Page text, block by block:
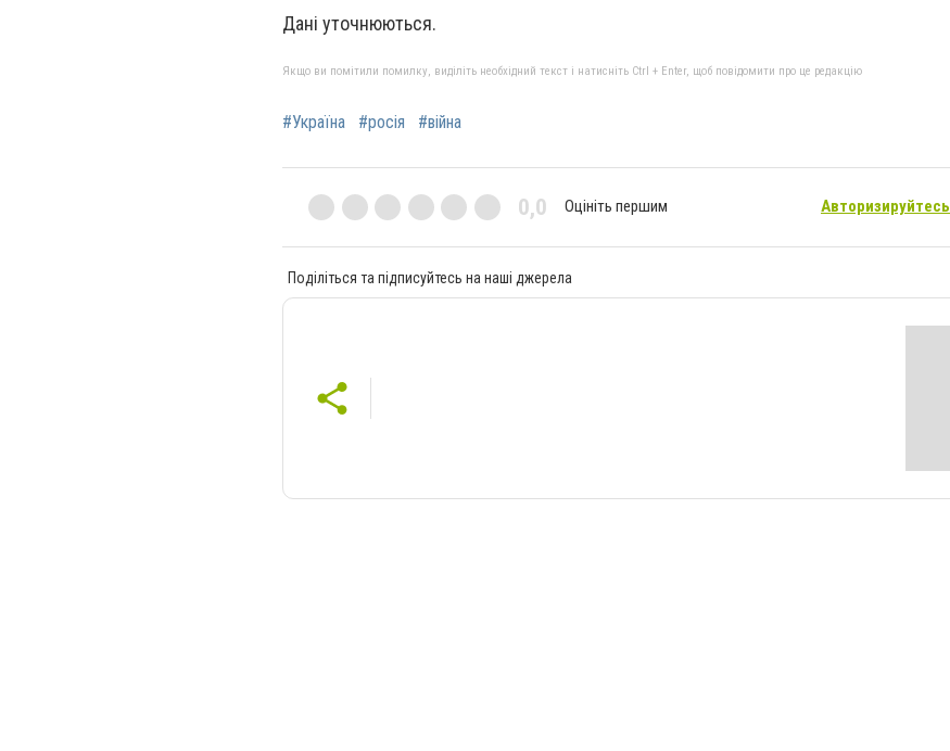
Дані уточнюються.
Якщо ви помітили помилку, виділіть необхідний текст і натисніть Ctrl + Enter, щоб повідомити про це редакцію
#Україна #росія #війна
0,0 Оцініть першим Авторизируйтесь
Поділіться та підписуйтесь на наші джерела